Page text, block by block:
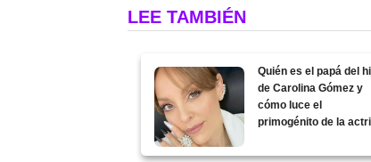
LEE TAMBIÉN
Quién es el papá del
de Carolina Gómez y
cómo luce el
primogénito de la